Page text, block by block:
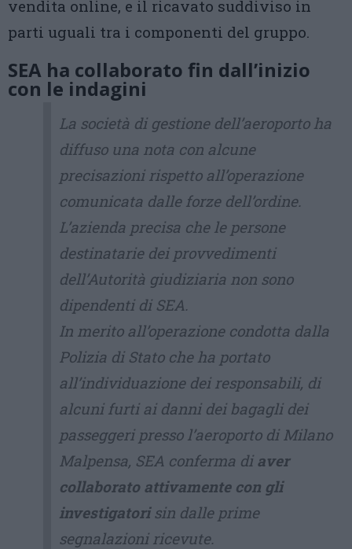
vendita online, e il ricavato suddiviso in
parti uguali tra i componenti del gruppo.
SEA ha collaborato fin dall’inizio
con le indagini
La società di gestione dell’aeroporto ha
diffuso una nota con alcune
precisazioni rispetto all’operazione
comunicata dalle forze dell’ordine.
L’azienda precisa che le persone
destinatarie dei provvedimenti
dell’Autorità giudiziaria non sono
dipendenti di SEA.
In merito all’operazione condotta dalla
Polizia di Stato che ha portato
all’individuazione dei responsabili, di
alcuni furti ai danni dei bagagli dei
passeggeri presso l’aeroporto di Milano
Malpensa, SEA conferma di aver
collaborato attivamente con gli
investigatorisin dalle prime
segnalazioni ricevute.